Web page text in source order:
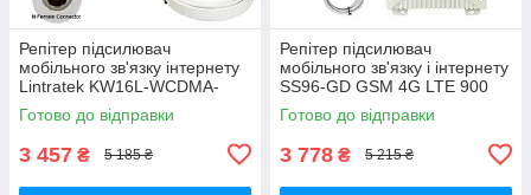
Репітер підсилювач
мобільного зв'язку інтернету
Lintratek KW16L-WCDMA-
PRO 3G 2100 МГц з AGC
АРП (10/3 дБі)
Готово до відправки
3 457 ₴ 5 185 ₴
Репітер підсилювач
мобільного зв'язку і інтернету
SS96-GD GSM 4G LTE 900
1800 МГц (10/3 дБі)
Готово до відправки
3 778 ₴ 5 215 ₴